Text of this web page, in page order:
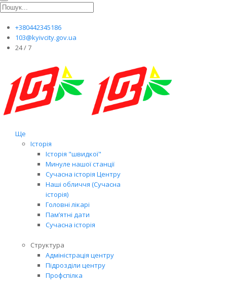
+380442345186
103@kyivcity.gov.ua
24 / 7
Ще
Історія
Історія "швидкої"
Минуле нашої станції
Сучасна історія Центру
Наші обличчя (Сучасна
історія)
Головні лікарі
Пам’ятні дати
Сучасна історія
Структура
Адміністрація центру
Підрозділи центру
Профспілка